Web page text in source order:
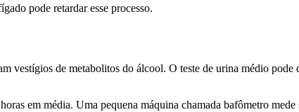
pode retardar esse processo.
vestígios de metabolitos do álcool. O teste de urina médio pode
em média. Uma pequena máquina chamada bafômetro